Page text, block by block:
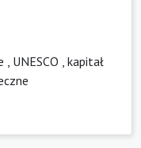
UNESCO kapitał